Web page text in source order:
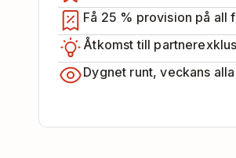
Få 25 % provision på all
Åtkomst till
Dygnet runt, veckans